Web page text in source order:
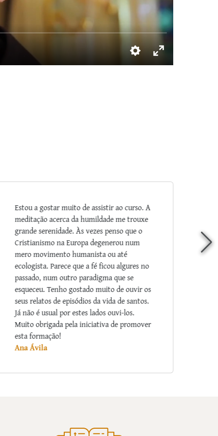
Salve Maria! Muitíssimo interessante os
fatos, nos ajudam a crescer mais no amor e
na fé! Que Nossa Senhora abençoe aos
Padres Arautos por tão substancioso e
riquíssimo apostolado.
Marina de Freitas